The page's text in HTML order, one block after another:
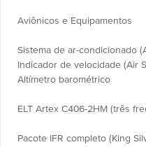
Aviônicos e Equipamentos
Sistema de ar-condicionado
Indicador de velocidade (Air
Altímetro barométrico
ELT Artex C406-2HM (três
Pacote IFR completo (King